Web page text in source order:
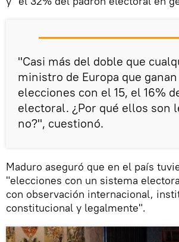
"Casi más del doble que
ministro de Europa que
elecciones con el 15, el 16%
electoral. ¿Por qué ellos son
no?", cuestionó.
Maduro aseguró que en el país
"elecciones con un sistema
con observación internacional,
constitucional y legalmente".